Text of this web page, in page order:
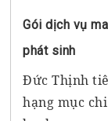
Gói dịch vụ
phát sinh
Đức Thịnh
hạng mục